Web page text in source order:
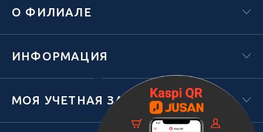
Х
О ФИЛИАЛЕ
ИНФОРМАЦИЯ
МОЯ УЧЕТНАЯ ЗАПИСЬ